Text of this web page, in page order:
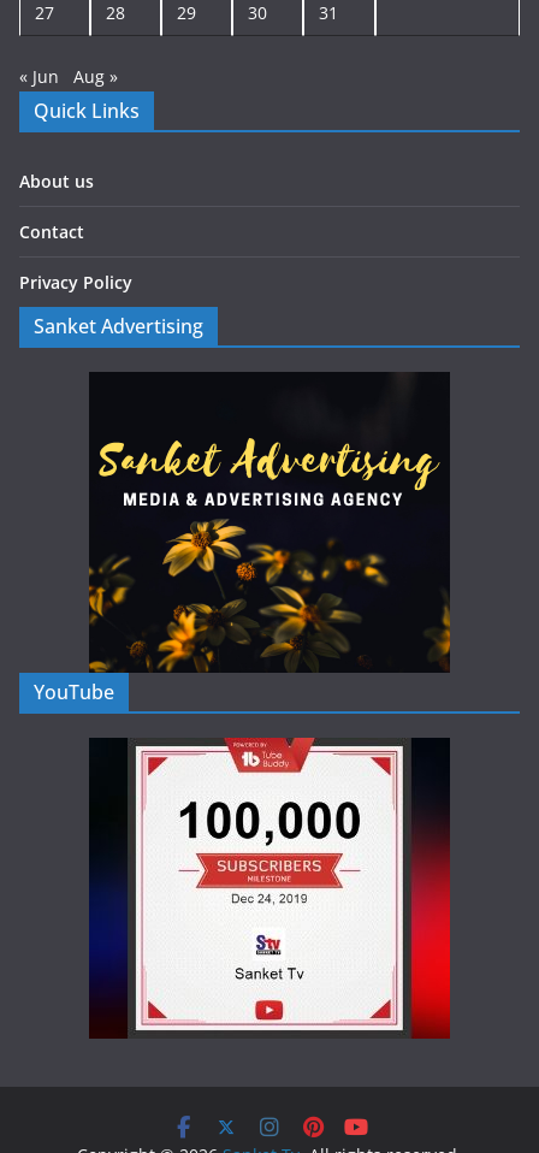
27 28 29 30 31
« Jun Aug »
Quick Links
About us
Contact
Privacy Policy
Sanket Advertising
YouTube